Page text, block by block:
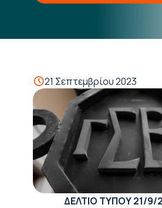
21 Σεπτεμβρίου 2023
ΔΕΛΤΙΟ ΤΥΠΟΥ 21/9/